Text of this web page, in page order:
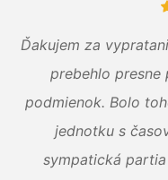
Ďakujem za
prebehlo
podmienok. Bolo
jednotku s
sympatická